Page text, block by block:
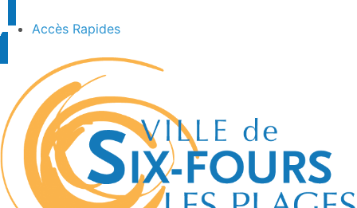
Accès Rapides